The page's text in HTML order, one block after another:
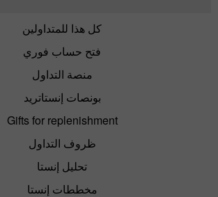
كل هذا للمتداولين
فتح حساب فوري
منصة التداول
بونصات إنستاتريد
Gifts for replenishment
ظروف التداول
تحليل إنستا
مخططات إنستا